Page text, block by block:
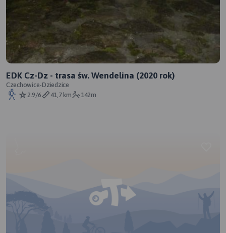
EDK Cz-Dz - trasa św. Wendelina (2020 rok)
Czechowice-Dziedzice
2.9/6
41,7 km 142m